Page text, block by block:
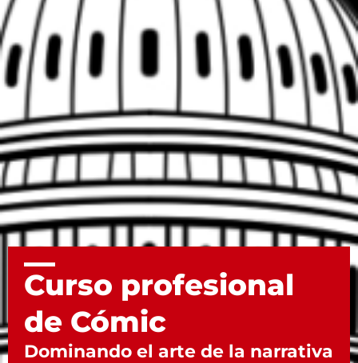
Curso profesional
de Cómic
Dominando el arte de la narrativa